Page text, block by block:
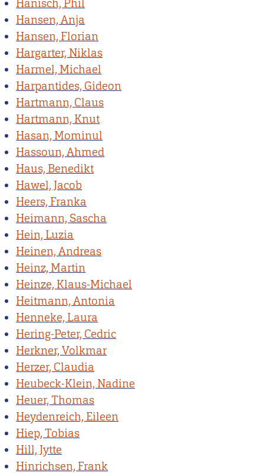
Hanisch, Phil
Hansen, Anja
Hansen, Florian
Hargarter, Niklas
Harmel, Michael
Harpantides, Gideon
Hartmann, Claus
Hartmann, Knut
Hasan, Mominul
Hassoun, Ahmed
Haus, Benedikt
Hawel, Jacob
Heers, Franka
Heimann, Sascha
Hein, Luzia
Heinen, Andreas
Heinz, Martin
Heinze, Klaus-Michael
Heitmann, Antonia
Henneke, Laura
Hering-Peter, Cedric
Herkner, Volkmar
Herzer, Claudia
Heubeck-Klein, Nadine
Heuer, Thomas
Heydenreich, Eileen
Hiep, Tobias
Hill, Jytte
Hinrichsen, Frank